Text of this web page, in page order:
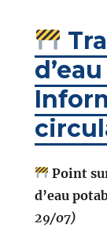
Point
d’eau
29/07)